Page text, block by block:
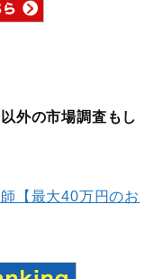
外の市場調査もし
【最大40万円のお